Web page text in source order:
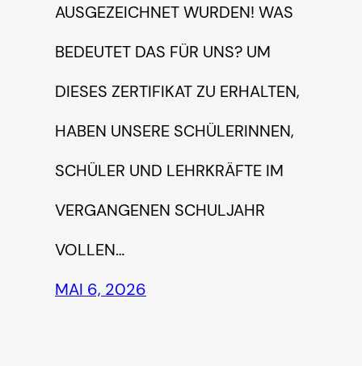
USGEZEICHNET WURDEN! WAS B
EDEUTET DAS FÜR UNS? UM D
IESES ZERTIFIKAT ZU ERHALTEN, H
ABEN UNSERE SCHÜLERINNEN, S
CHÜLER UND LEHRKRÄFTE IM V
ERGANGENEN SCHULJAHR V
OLLEN…
MAI 6, 2026